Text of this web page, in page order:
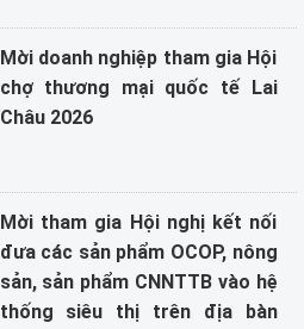
Mời doanh nghiệp tham gia Hội
chợ thương mại quốc tế Lai
Châu 2026
Mời tham gia Hội nghị kết nối
đưa các sản phẩm OCOP, nông
sản, sản phẩm CNNTTB vào hệ
thống siêu thị trên địa bàn